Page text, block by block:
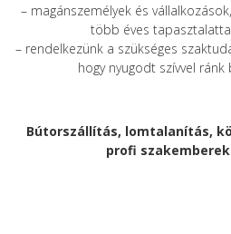
– magánszemélyek és
több éves
– rendelkezünk a szükséges
hogy nyugodt szívvel
Bútorszállítás, lomtalanítás,
profi